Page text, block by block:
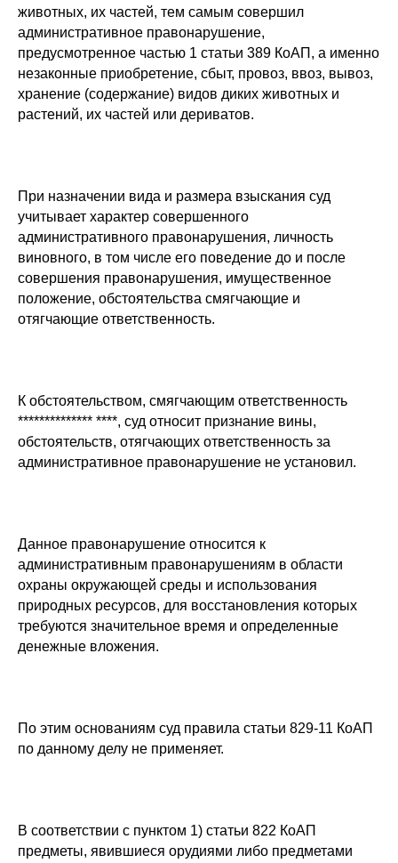
животных, их частей, тем самым совершил
административное правонарушение,
предусмотренное частью 1 статьи 389 КоАП, а именно
незаконные приобретение, сбыт, провоз, ввоз, вывоз,
хранение (содержание) видов диких животных и
растений, их частей или дериватов.
При назначении вида и размера взыскания суд
учитывает характер совершенного
административного правонарушения, личность
виновного, в том числе его поведение до и после
совершения правонарушения, имущественное
положение, обстоятельства смягчающие и
отягчающие ответственность.
К обстоятельством, смягчающим ответственность
************** ****, суд относит признание вины,
обстоятельств, отягчающих ответственность за
административное правонарушение не установил.
Данное правонарушение относится к
административным правонарушениям в области
охраны окружающей среды и использования
природных ресурсов, для восстановления которых
требуются значительное время и определенные
денежные вложения.
По этим основаниям суд правила статьи 829-11 КоАП
по данному делу не применяет.
В соответствии с пунктом 1) статьи 822 КоАП
предметы, явившиеся орудиями либо предметами